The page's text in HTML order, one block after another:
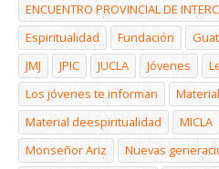
ENCUENTRO PROVINCIAL DE
Espiritualidad
Fundación
JMJ
JPIC JUCLA Jóvenes
Los jóvenes te informan
Material deespiritualidad
MICLA
Monseñor Ariz
Nuevas